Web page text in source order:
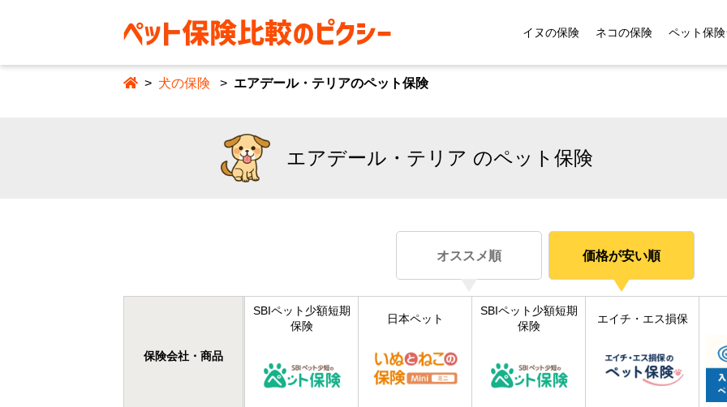
イヌの保険 ネコの保険 ペット保
犬の保険 エアデール・テリアのペット保険
エアデール・テリア のペット保険
オススメ順 価格が安い順
保険会社・商品
SBIペット少額短期
保険
日本ペット
SBIペット少額短期
保険
エイチ・エス損保